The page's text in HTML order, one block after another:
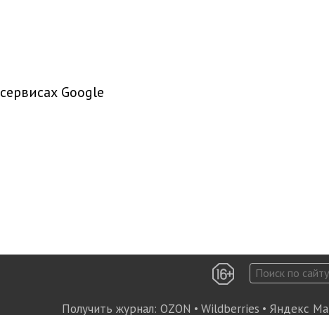
сервисах Google
Получить журнал: OZON • Wildberries • Яндекс